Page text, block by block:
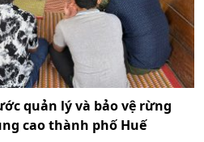
quản lý và bảo vệ rừng
cao thành phố Huế